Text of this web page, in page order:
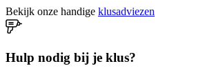
Bekijk onze handige klusadviezen
Hulp nodig bij je klus?